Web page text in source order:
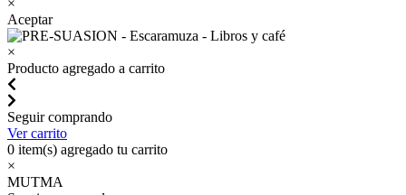
×
Aceptar
×
Producto agregado a carrito
Seguir comprando
Ver carrito
0 item(s) agregado tu carrito
×
MUTMA